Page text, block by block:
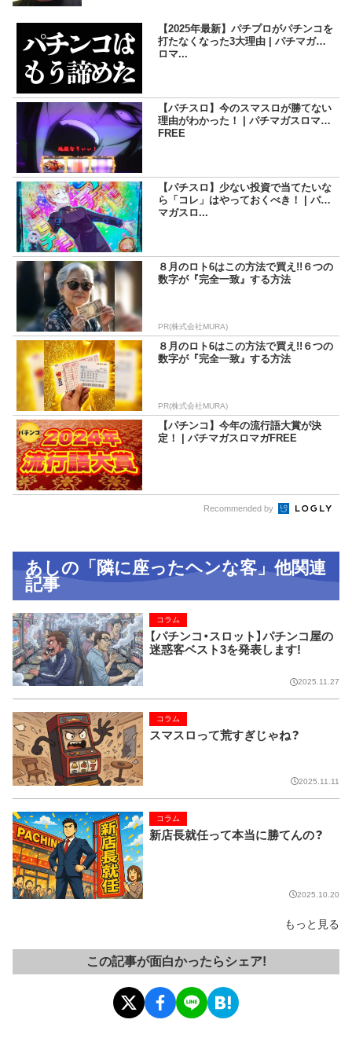
トーにしているため記事の内容もそっち方面が多め。
【2025年最新】パチプロがパチンコを
打たなくなった3大理由 | パチマガス
ロマ...
【パチスロ】今のスマスロが勝てない
理由がわかった！ | パチマガスロマガ
FREE
【パチスロ】少ない投資で当てたいな
ら「コレ」はやっておくべき！ | パチ
マガスロ...
８月のロト6はこの方法で買え!!６つの
数字が『完全一致』する方法
PR(株式会社MURA)
８月のロト6はこの方法で買え!!６つの
数字が『完全一致』する方法
PR(株式会社MURA)
【パチンコ】今年の流行語大賞が決
定！ | パチマガスロマガFREE
Recommended by
あしの「隣に座ったヘンな客」他関連
記事
【パチンコ・スロット】パチンコ屋の
迷惑客ベスト3を発表します!
コラム
2025.11.27
スマスロって荒すぎじゃね？
コラム
2025.11.11
新店長就任って本当に勝てんの？
コラム
2025.10.20
もっと見る
この記事が面白かったらシェア!